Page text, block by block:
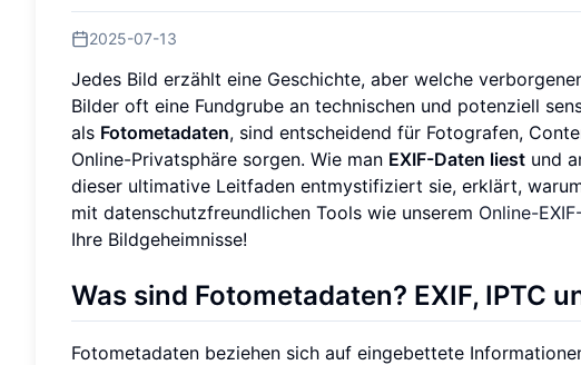
2025-07-13
Jedes Bild erzählt eine Geschichte, aber welche
Bilder oft eine Fundgrube an technischen und potenziell
als Fotometadaten, sind entscheidend für Fotografen,
Online-Privatsphäre sorgen. Wie man EXIF-Daten liest und
dieser ultimative Leitfaden entmystifiziert sie, erklärt,
mit datenschutzfreundlichen Tools wie unserem Online-
Ihre Bildgeheimnisse!
Was sind Fotometadaten? EXIF, IPTC
Fotometadaten beziehen sich auf eingebettete